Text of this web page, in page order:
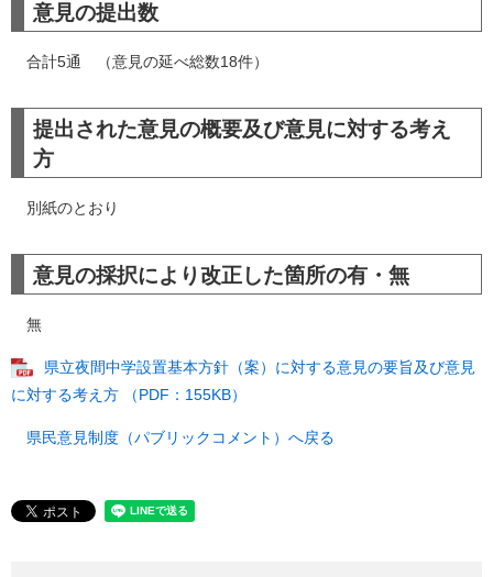
意見の提出数
合計5通 （意見の延べ総数18件）
提出された意見の概要及び意見に対する考え
方
別紙のとおり
意見の採択により改正した箇所の有・無
無
県立夜間中学設置基本方針（案）に対する意見の要旨及び意見
に対する考え方 （PDF：155KB）
県民意見制度（パブリックコメント）へ戻る